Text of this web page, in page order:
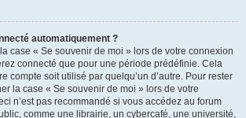
automatiquement ?
case « Se souvenir de moi » lors de votre connexion
connecté que pour une période prédéfinie. Cela
compte soit utilisé par quelqu’un d’autre. Pour rester
la case « Se souvenir de moi » lors de votre
n’est pas recommandé si vous accédez au forum
comme une librairie, un cybercafé, une université,